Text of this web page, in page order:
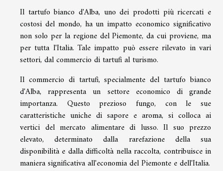
Il tartufo bianco d'Alba, uno dei prodotti più ricercati e
costosi del mondo, ha un impatto economico significativo
non solo per la regione del Piemonte, da cui proviene, ma
per tutta l'Italia. Tale impatto può essere rilevato in vari
settori, dal commercio di tartufi al turismo.
Il commercio di tartufi, specialmente del tartufo bianco
d'Alba, rappresenta un settore economico di grande
importanza. Questo prezioso fungo, con le sue
caratteristiche uniche di sapore e aroma, si colloca ai
vertici del mercato alimentare di lusso. Il suo prezzo
elevato, determinato dalla rarefazione della sua
disponibilità e dalla difficoltà nella raccolta, contribuisce in
maniera significativa all'economia del Piemonte e dell'Italia.